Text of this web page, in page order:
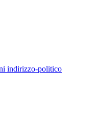
indirizzo-politico